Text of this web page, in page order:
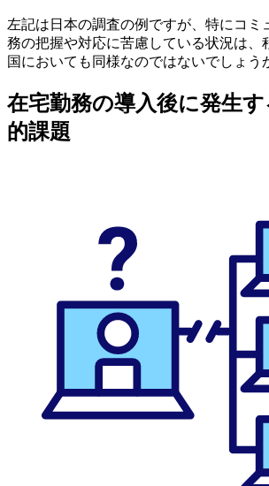
左記は日本の調査の例ですが、特にコミ
務の把握や対応に苦慮している状況は、
国においても同様なのではないでしょう
在宅勤務の導入後に発生
的課題